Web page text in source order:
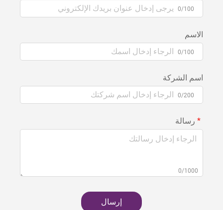
0/100
الاسم
0/100
اسم الشركة
0/200
رسالة
0/1000
إرسال